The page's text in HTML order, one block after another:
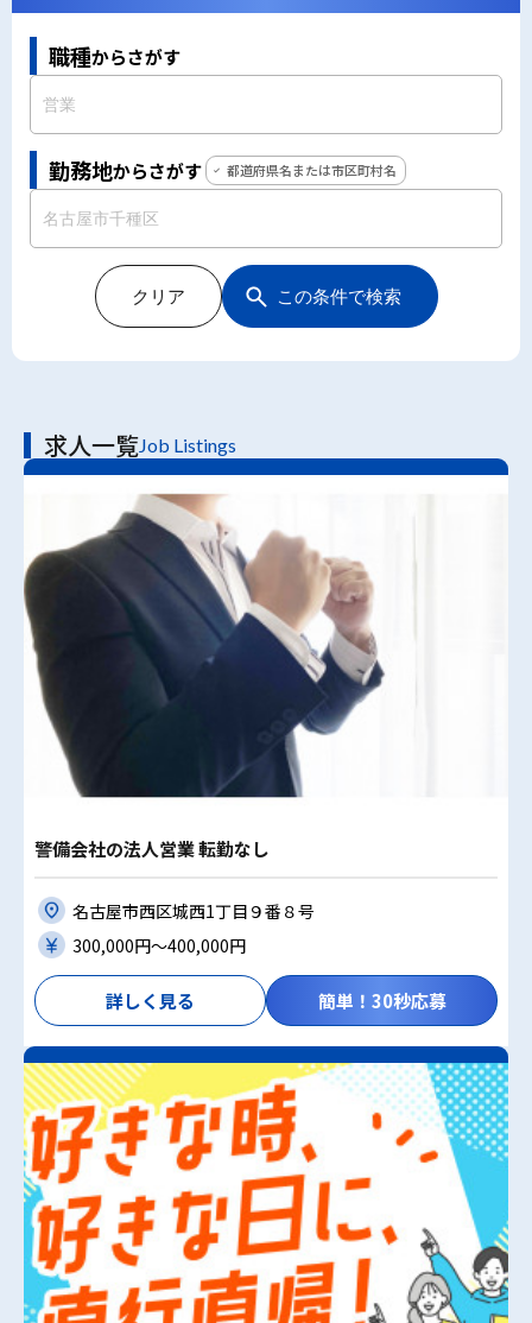
職種からさがす
勤務地からさがす 都道府県名または市区町村名
クリア この条件で検索
求人一覧Job Listings
警備会社の法人営業 転勤なし
名古屋市西区城西1丁目９番８号
300,000円〜400,000円
詳しく見る 簡単！30秒応募